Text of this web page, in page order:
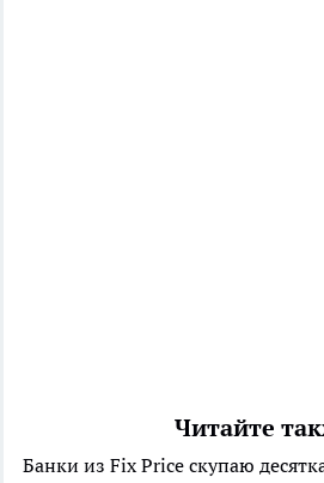
Читайте
Банки из Fix Price скупаю